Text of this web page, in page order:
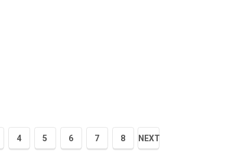
4 5 6 7 8 NEXT